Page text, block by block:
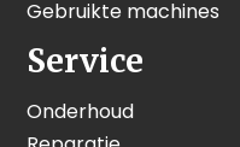
Gebruikte machines
Service
Onderhoud